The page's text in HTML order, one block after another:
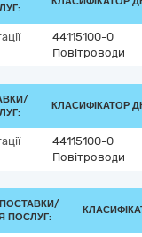
44115100-0
Повітроводи
КЛАСИФІКАТОР
44115100-0
Повітроводи
ПОСЛУГ: